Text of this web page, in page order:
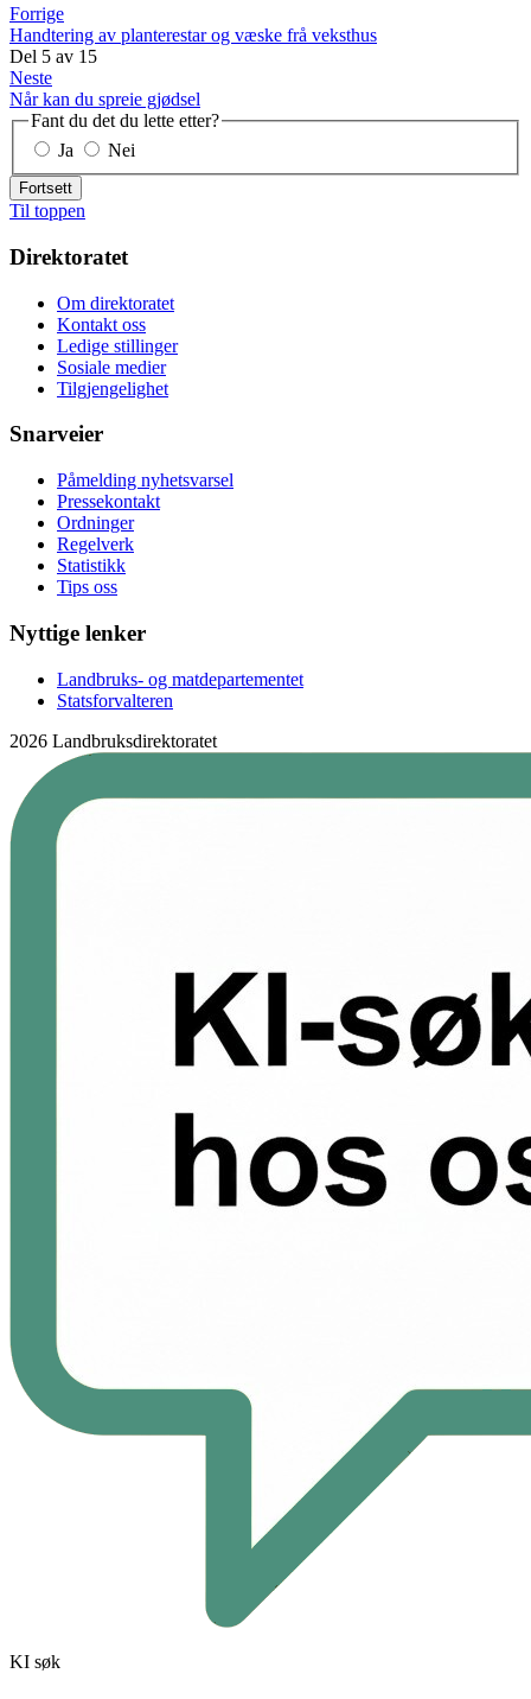
Forrige
Handtering av planterestar og væske frå veksthus
Del 5 av 15
Neste
Når kan du spreie gjødsel
Fant du det du lette etter?
Ja
Nei
Fortsett
Til toppen
Direktoratet
Om direktoratet
Kontakt oss
Ledige stillinger
Sosiale medier
Tilgjengelighet
Snarveier
Påmelding nyhetsvarsel
Pressekontakt
Ordninger
Regelverk
Statistikk
Tips oss
Nyttige lenker
Landbruks- og matdepartementet
Statsforvalteren
2026 Landbruksdirektoratet
KI søk